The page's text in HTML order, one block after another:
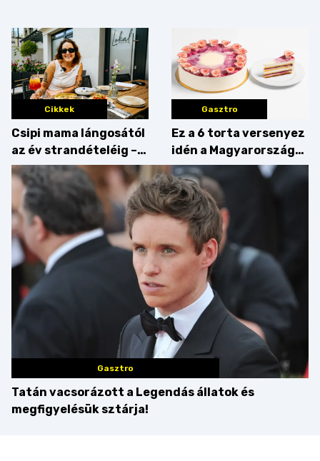
Cikkek
Csipi mama lángosától
az év strandételéig –
idén is felzabáltuk a
Balaton déli partját
Gasztro
Ez a 6 torta versenyez
idén a Magyarország
tortája címért
Gasztro
Tatán vacsorázott a Legendás állatok és
megfigyelésük sztárja!